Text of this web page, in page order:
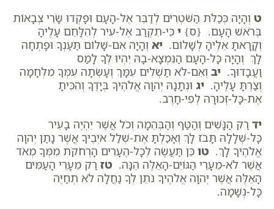
ט וְהָיָה כְּכַלֹּת הַשֹּׁטְרִים לְדַבֵּר אֶל-הָעָם וּפָקְדוּ שָׂרֵי צְבָאוֹת
בְּרֹאשׁ הָעָם. {ס} י כִּי-תִקְרַב אֶל-עִיר לְהִלָּחֵם עָלֶיהָ
וְקָרָאתָ אֵלֶיהָ לְשָׁלוֹם. יא וְהָיָה אִם-שָׁלוֹם תַּעַנְךָ וּפָתְחָה
לָךְ וְהָיָה כָּל-הָעָם הַנִּמְצָא-בָהּ יִהְיוּ לְךָ לָמַס
וַעֲבָדוּךָ. יב וְאִם-לֹא תַשְׁלִים עִמָּךְ וְעָשְׂתָה עִמְּךָ מִלְחָמָה
וְצַרְתָּ עָלֶיהָ. יג וּנְתָנָהּ יְהוָה אֱלֹהֶיךָ בְּיָדֶךָ וְהִכִּיתָ
אֶת-כָּל-זְכוּרָהּ לְפִי-חָרֶב.
יד רַק הַנָּשִׁים וְהַטַּף וְהַבְּהֵמָה וְכֹל אֲשֶׁר יִהְיֶה בָעִיר
כָּל-שְׁלָלָהּ תָּבֹז לָךְ וְאָכַלְתָּ אֶת-שְׁלַל אֹיְבֶיךָ אֲשֶׁר נָתַן יְהוָה
אֱלֹהֶיךָ לָךְ. טו כֵּן תַּעֲשֶׂה לְכָל-הֶעָרִים הָרְחֹקֹת מִמְּךָ מְאֹד
אֲשֶׁר לֹא-מֵעָרֵי הַגּוֹיִם-הָאֵלֶּה הֵנָּה. טז רַק מֵעָרֵי הָעַמִּים
הָאֵלֶּה אֲשֶׁר יְהוָה אֱלֹהֶיךָ נֹתֵן לְךָ נַחֲלָה לֹא תְחַיֶּה
כָּל-נְשָׁמָה.